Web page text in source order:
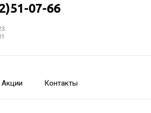
07-66
Акции Контакты